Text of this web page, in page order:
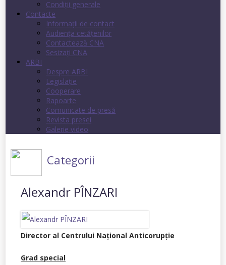
Condiţii generale
Contacte
Informații de contact
Audienţa cetăţenilor
Contactează CNA
Sesizați CNA
ARBI
Despre ARBI
Legislație
Cooperare
Rapoarte
Comunicate de presă
Revista presei
Galerie video
Categorii
Alexandr PÎNZARI
Director al Centrului Naţional Anticorupţie
Grad special